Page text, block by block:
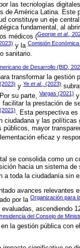
las tecnologías
de América Latina.
constituye un eje
fundamental, al
médicos (George et al.,
y la Comisión
sanitario.
de Desarrollo (BID,
transformar la gestión
y Ye et al., (2023)
su parte, Vargas (2021) y
la prestación de
. Esta perspectiva es
y las políticas
mayor
eficaz y
se consolida como un
hacia un sistema
a toda la ciudadanía sin
avances relevantes
por la Organización para
ascendiendo
del Consejo de
la gestión pública con